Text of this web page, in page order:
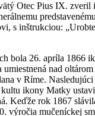
Otec Pius IX.
s inštrukciou:
bola 26. apríla 1866
umiestnená nad
v Ríme.
ikony Matky
Keďže rok 1867
výročia mučeníckej